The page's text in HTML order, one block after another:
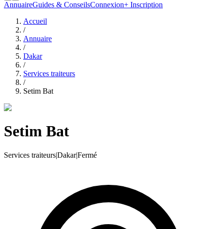
AnnuaireGuides & ConseilsConnexion+ Inscription
Accueil
/
Annuaire
/
Dakar
/
Services traiteurs
/
Setim Bat
Setim Bat
Services traiteurs|Dakar|Fermé